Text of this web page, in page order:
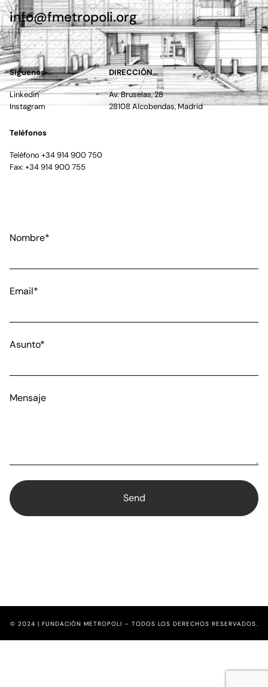
info@fmetropoli.org
Siguenos
Linkedin
Instagram
DIRECCIÓN
Av. Bruselas, 28
28108 Alcobendas, Madrid
Teléfonos
Teléfono +34 914 900 750
Fax: +34 914 900 755
Nombre*
Email*
Asunto*
Mensaje
© 2024 | FUNDACIÓN METROPOLI – TODOS LOS DERECHOS RESERVADOS.